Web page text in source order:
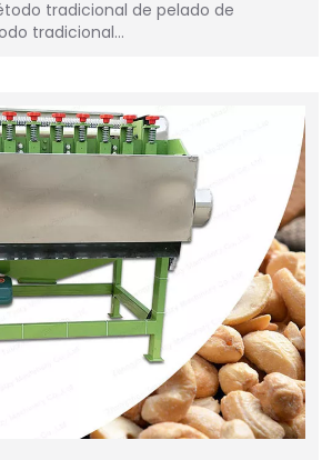
tradicional de pelado de
tradicional…